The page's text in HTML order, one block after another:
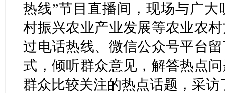
热线”节目直播间，现场与广
村振兴农业产业发展等农业农
过电话热线、微信公众号平台
式，倾听群众意见，解答热点
群众比较关注的热点话题，采